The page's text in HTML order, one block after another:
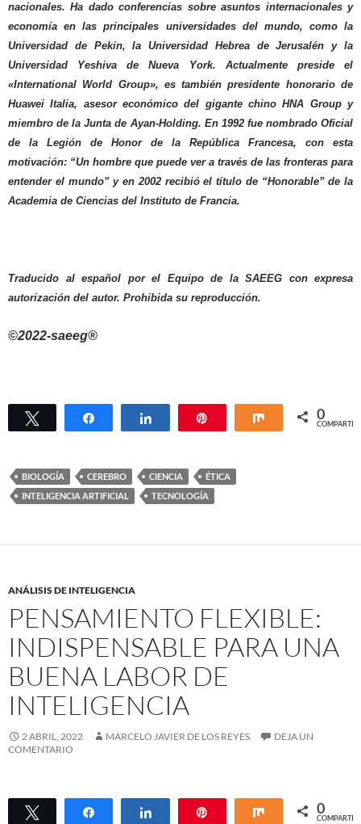
nacionales. Ha dado conferencias sobre asuntos internacionales y
economía en las principales universidades del mundo, como la
Universidad de Pekín, la Universidad Hebrea de Jerusalén y la
Universidad Yeshiva de Nueva York. Actualmente preside el
«International World Group», es también presidente honorario de
Huawei Italia, asesor económico del gigante chino HNA Group y
miembro de la Junta de Ayan-Holding. En 1992 fue nombrado Oficial
de la Legión de Honor de la República Francesa, con esta
motivación: “Un hombre que puede ver a través de las fronteras para
entender el mundo” y en 2002 recibió el título de “Honorable” de la
Academia de Ciencias del Instituto de Francia.
Traducido al español por el Equipo de la SAEEG con expresa
autorización del autor. Prohibida su reproducción.
©2022-saeeg®
Twittear Compartir Compartir Compartir
0
COMPARTIR
BIOLOGÍA CEREBRO CIENCIA
ÉTICA
INTELIGENCIA ARTIFICIAL
TECNOLOGÍA
ANÁLISIS DE INTELIGENCIA
PENSAMIENTO FLEXIBLE:
INDISPENSABLE PARA UNA
BUENA LABOR DE
INTELIGENCIA
2 ABRIL, 2022 MARCELO JAVIER DE LOS REYES
DEJA UN
COMENTARIO
Twittear Compartir Compartir Compartir
0
COMPARTIR